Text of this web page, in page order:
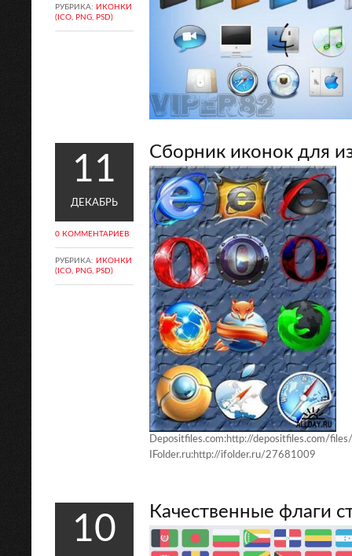
РУБРИКА: ИКОНКИ
(ICO, PNG, PSD)
11
ДЕКАБРЬ
0 КОММЕНТАРИЕВ
РУБРИКА: ИКОНКИ
(ICO, PNG, PSD)
Сборник иконок для
Depositfiles.com:http://depositfiles.com/
IFolder.ru:http://ifolder.ru/27681009
10 Качественные флаги